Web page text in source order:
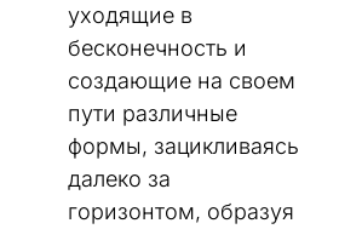
уходящие в
бесконечность и
создающие на своем
пути различные
формы, зацикливаясь
далеко за
горизонтом, образуя